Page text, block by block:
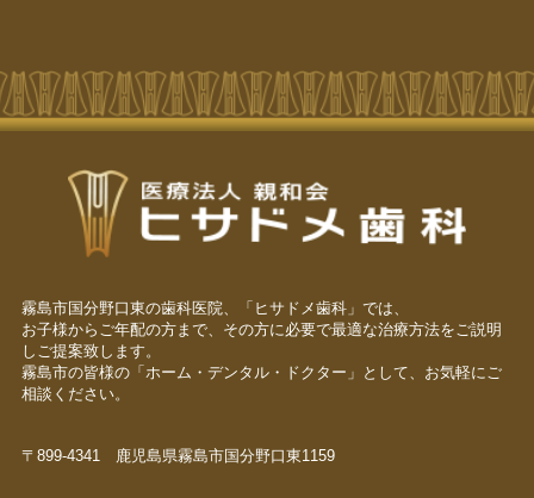
霧島市国分野口東の歯科医院、「ヒサドメ歯科」では、
お子様からご年配の方まで、その方に必要で最適な治療方法をご説明
しご提案致します。
霧島市の皆様の「ホーム・デンタル・ドクター」として、お気軽にご
相談ください。
〒899-4341 鹿児島県霧島市国分野口東1159